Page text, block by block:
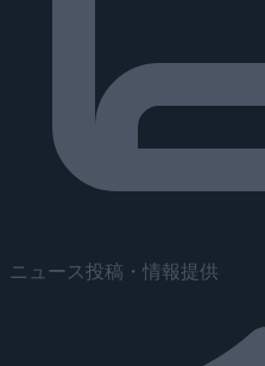
ニュース投稿・情報提供